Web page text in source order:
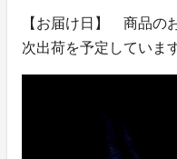
【お届け日】 商品の
次出荷を予定していま